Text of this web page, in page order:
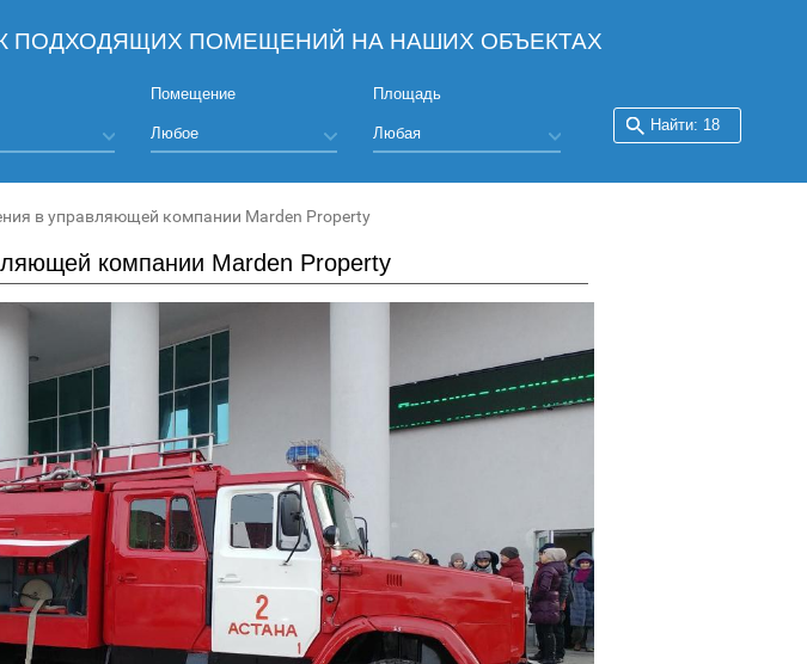
ПОДХОДЯЩИХ ПОМЕЩЕНИЙ НА НАШИХ ОБЪЕКТАХ
Помещение Площадь
в управляющей компании Marden Property
компании Marden Property